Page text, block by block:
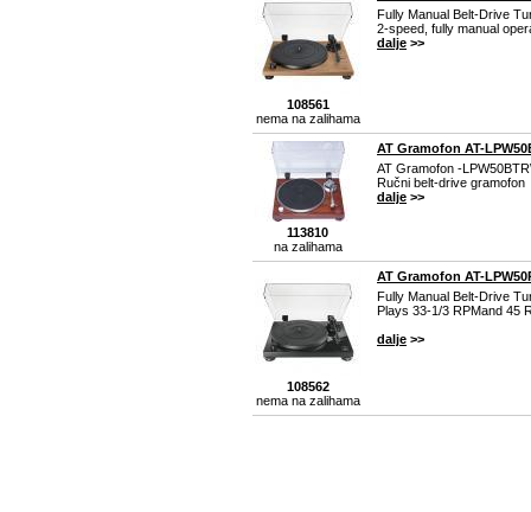
108561
nema na zalihama
Fully Manual Belt-Drive
2-speed, fully manual
dalje >>
113810
na zalihama
AT Gramofon AT-
AT Gramofon -
Ručni belt-drive gramofon
dalje >>
108562
nema na zalihama
AT Gramofon AT-
Fully Manual Belt-Drive
Plays 33-1/3 RPMand 45
dalje >>